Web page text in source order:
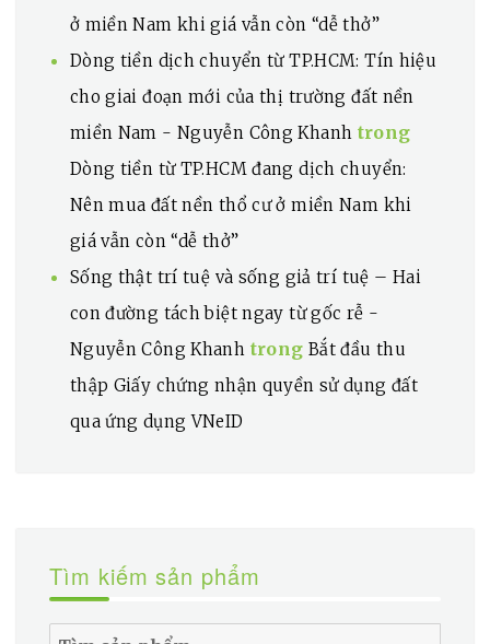
ở miền Nam khi giá vẫn còn “dễ thở”
Dòng tiền dịch chuyển từ TP.HCM: Tín hiệu
cho giai đoạn mới của thị trường đất nền
miền Nam - Nguyễn Công Khanh trong
Dòng tiền từ TP.HCM đang dịch chuyển:
Nên mua đất nền thổ cư ở miền Nam khi
giá vẫn còn “dễ thở”
Sống thật trí tuệ và sống giả trí tuệ – Hai
con đường tách biệt ngay từ gốc rễ -
Nguyễn Công Khanh trong Bắt đầu thu
thập Giấy chứng nhận quyền sử dụng đất
qua ứng dụng VNeID
Tìm kiếm sản phẩm
Tìm